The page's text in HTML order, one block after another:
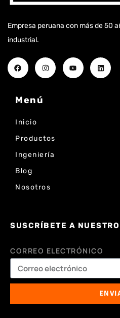
Empresa peruana con más de 50
industrial.
Menú
Inicio
Productos
Ingeniería
Blog
Nosotros
SUSCRÍBETE A
CORREO ELECTRÓNICO